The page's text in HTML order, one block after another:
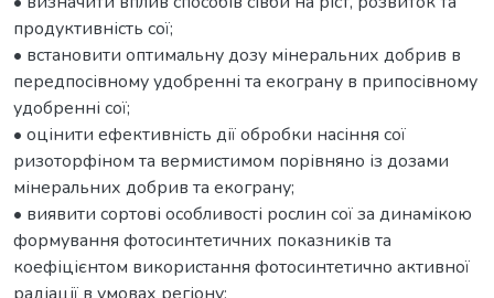
продуктивність сої;
• встановити оптимальну дозу мінеральних добрив в
передпосівному удобренні та екограну в припосівному
удобренні сої;
• оцінити ефективність дії обробки насіння сої
ризоторфіном та вермистимом порівняно із дозами
мінеральних добрив та екограну;
• виявити сортові особливості рослин сої за динамікою
формування фотосинтетичних показників та
коефіцієнтом використання фотосинтетично активної